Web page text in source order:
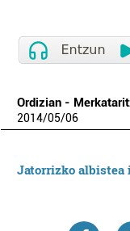
Ordizian -
2014/05/06
Jatorrizko albistea